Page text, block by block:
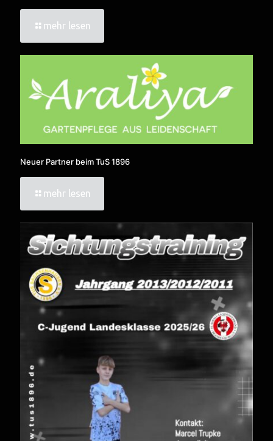
mehr lesen
Neuer Partner beim TuS 1896
mehr lesen